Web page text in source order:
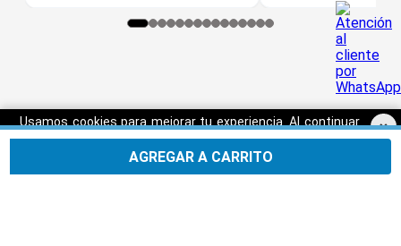
Usamos cookies para mejorar tu experiencia. Al continuar
navegando, aceptas nuestraPolítica de privacidad.
Aceptar
×
AGREGAR A CARRITO